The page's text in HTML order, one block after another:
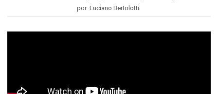
por Luciano Bertolotti